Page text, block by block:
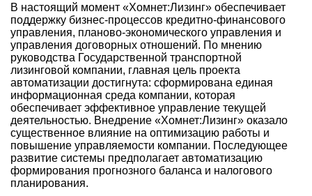
В настоящий момент «Хомнет:Лизинг» обеспечивает
поддержку бизнес-процессов кредитно-финансового
управления, планово-экономического управления и
управления договорных отношений. По мнению
руководства Государственной транспортной
лизинговой компании, главная цель проекта
автоматизации достигнута: сформирована единая
информационная среда компании, которая
обеспечивает эффективное управление текущей
деятельностью. Внедрение «Хомнет:Лизинг» оказало
существенное влияние на оптимизацию работы и
повышение управляемости компании. Последующее
развитие системы предполагает автоматизацию
формирования прогнозного баланса и налогового
планирования.